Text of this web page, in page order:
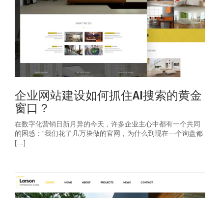
企业网站建设如何抓住AI搜索的黄金
窗口？
在数字化营销日新月异的今天，许多企业主心中都有一个共同
的困惑：“我们花了几万块做的官网，为什么到现在一个询盘都
[…]